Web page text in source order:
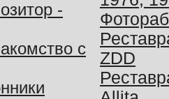
-
с
ZDD